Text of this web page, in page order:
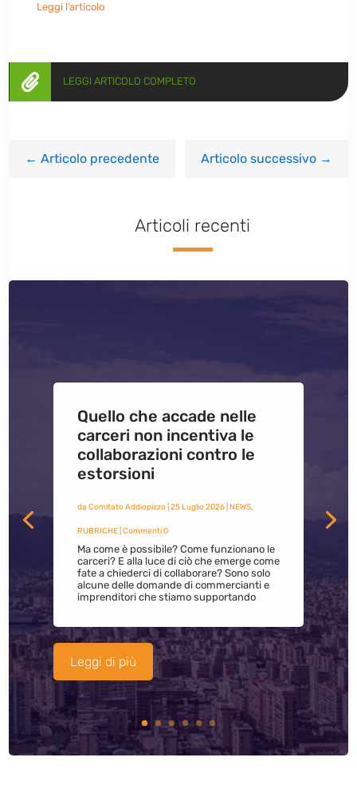
Leggi l’articolo
 LEGGI ARTICOLO COMPLETO
←Articolo precedente Articolo successivo→
Articoli recenti
Quello che accade nelle
carceri non incentiva le
collaborazioni contro le
estorsioni
da Comitato Addiopizzo| 25 Luglio 2026| NEWS,
RUBRICHE| Commenti 0
Ma come è possibile? Come funzionano le
carceri? E alla luce di ciò che emerge come
fate a chiederci di collaborare? Sono solo
alcune delle domande di commercianti e
imprenditori che stiamo supportando
Leggi di più